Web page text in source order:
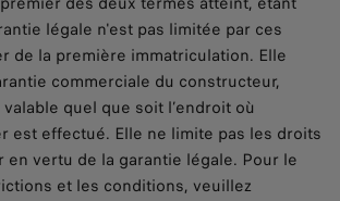
légale n'est pas limitée par ces
de la première immatriculation. Elle
commerciale du constructeur,
quel que soit l’endroit où
est effectué. Elle ne limite pas les droits
en vertu de la garantie légale. Pour le
et les conditions, veuillez